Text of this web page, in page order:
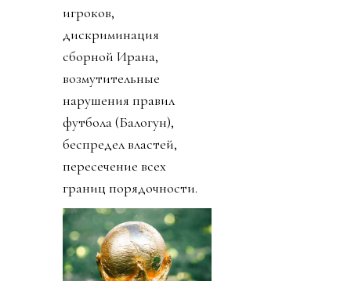
игроков,
дискриминация
сборной Ирана,
возмутительные
нарушения правил
футбола (Балогун),
беспредел властей,
пересечение всех
границ порядочности.